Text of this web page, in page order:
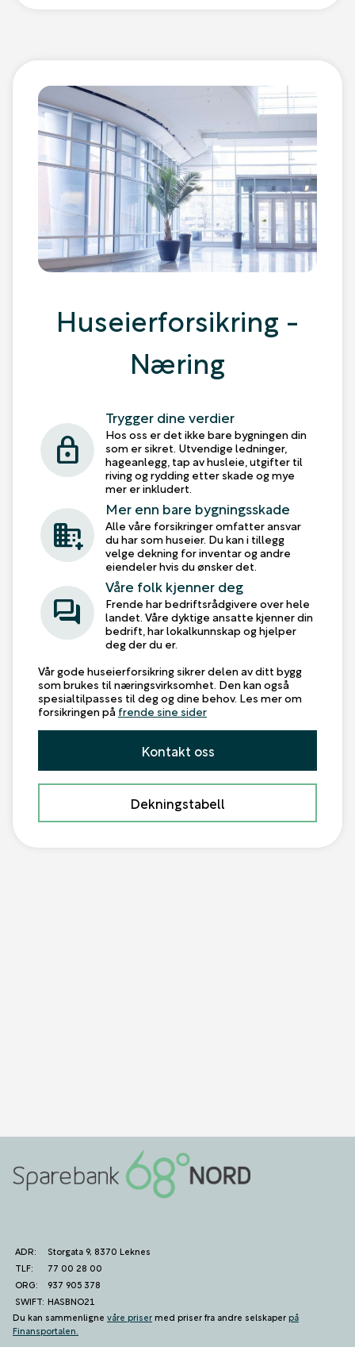
Huseierforsikring -
Næring
lock
Trygger dine verdier
Hos oss er det ikke bare bygningen din
som er sikret. Utvendige ledninger,
hageanlegg, tap av husleie, utgifter til
riving og rydding etter skade og mye
mer er inkludert.
domain_add
Mer enn bare bygningsskade
Alle våre forsikringer omfatter ansvar
du har som huseier. Du kan i tillegg
velge dekning for inventar og andre
eiendeler hvis du ønsker det.
forum
Våre folk kjenner deg
Frende har bedriftsrådgivere over hele
landet. Våre dyktige ansatte kjenner din
bedrift, har lokalkunnskap og hjelper
deg der du er.
Vår gode huseierforsikring sikrer delen av ditt bygg
som brukes til næringsvirksomhet. Den kan også
spesialtilpasses til deg og dine behov. Les mer om
forsikringen på frende sine sider
Kontakt oss
Dekningstabell
ADR:
Storgata 9, 8370 Leknes
TLF:
77 00 28 00
ORG:
937 905 378
SWIFT: HASBNO21
Du kan sammenligne våre prisermed priser fra andre selskaperpå
Finansportalen